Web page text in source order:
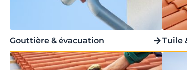
Gouttière & évacuation Tuile